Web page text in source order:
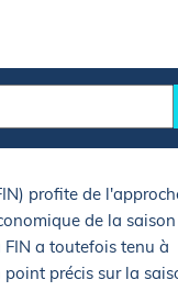
profite de
de la saison
FIN a toutefois tenu à
précis sur la